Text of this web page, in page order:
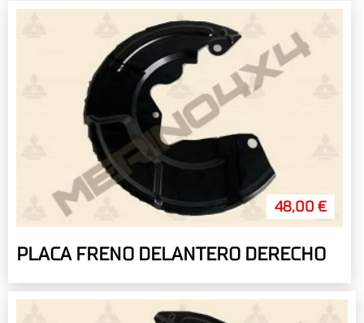
48,00 €
PLACA FRENO DELANTERO DERECHO